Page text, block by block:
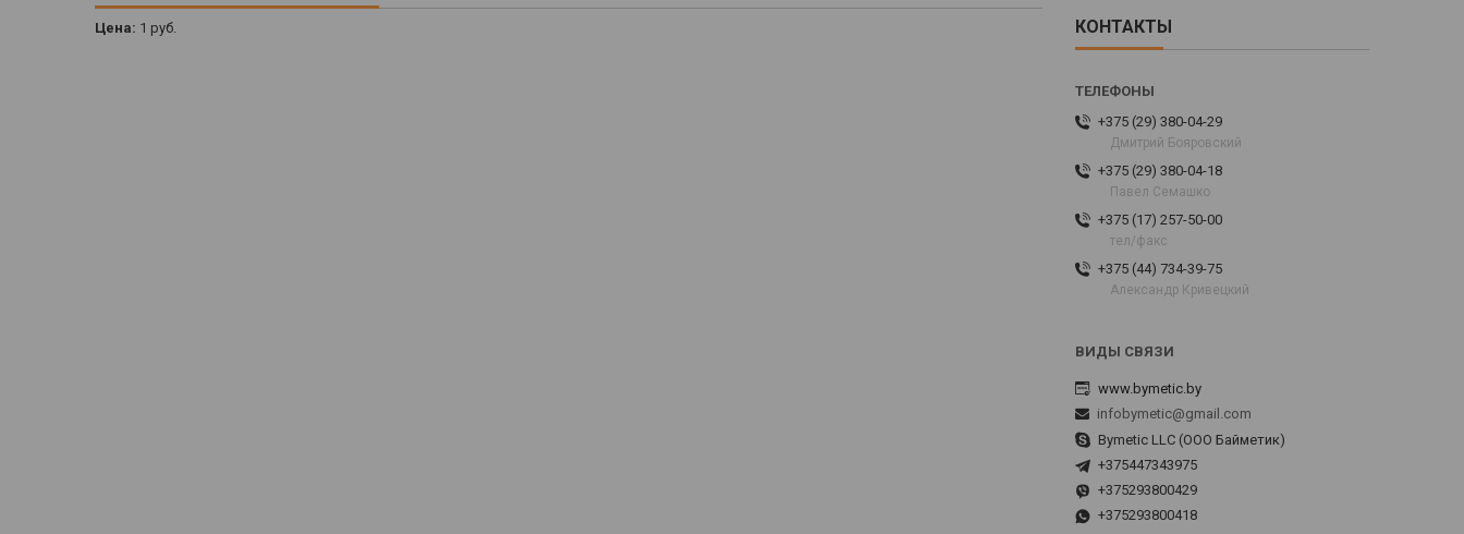
Цена: 1 руб. КОНТАКТЫ
+375 (29) 380-04-29
Дмитрий Бояровский
+375 (29) 380-04-18
Павел Семашко
+375 (17) 257-50-00
тел/факс
+375 (44) 734-39-75
Александр Кривецкий
www.bymetic.by
infobymetic@gmail.com
Bymetic LLC (ООО Байметик)
+375447343975
+375293800429
+375293800418